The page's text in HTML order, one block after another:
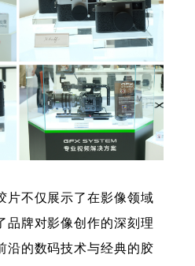
片不仅展示了在影像领域
品牌对影像创作的深刻理
沿的数码技术与经典的胶